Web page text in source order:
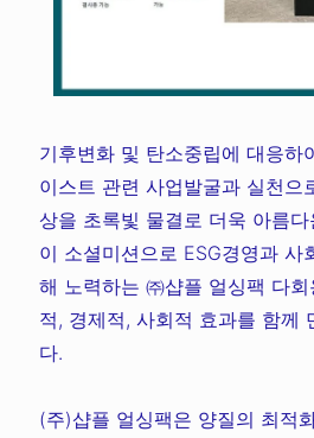
기후변화 및 탄소중립에 대응하
이스트 관련 사업발굴과 실천으
상을 초록빛 물결로 더욱 아름
이 소셜미션으로 ESG경영과 사
해 노력하는 ㈜샵플 얼싱팩 다
적, 경제적, 사회적 효과를 함께
다.
(주)샵플 얼싱팩은 양질의 최적